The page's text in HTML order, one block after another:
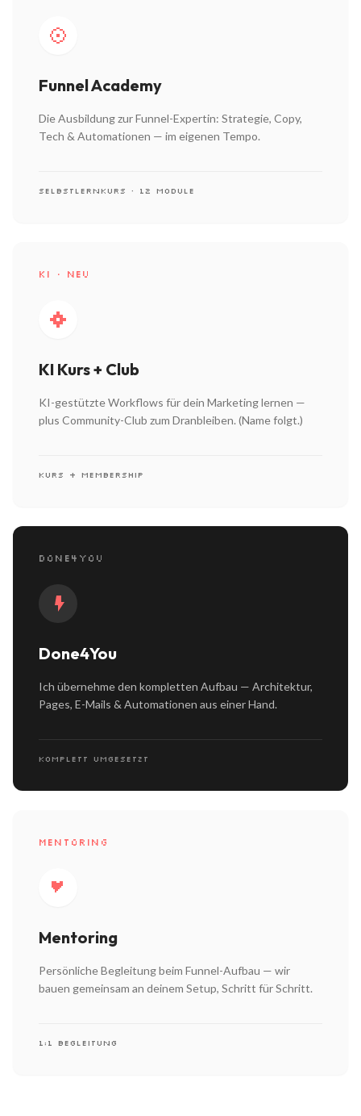
Funnel Academy
Die Ausbildung zur Funnel-Expertin: Strategie, Copy,
Tech & Automationen — im eigenen Tempo.
SELBSTLERNKURS · 12 MODULE
KI · NEU
KI Kurs + Club
KI-gestützte Workflows für dein Marketing lernen —
plus Community-Club zum Dranbleiben. (Name folgt.)
KURS + MEMBERSHIP
DONE4YOU
Done4You
Ich übernehme den kompletten Aufbau — Architektur,
Pages, E-Mails & Automationen aus einer Hand.
KOMPLETT UMGESETZT
MENTORING
Mentoring
Persönliche Begleitung beim Funnel-Aufbau — wir
bauen gemeinsam an deinem Setup, Schritt für Schritt.
1:1 BEGLEITUNG